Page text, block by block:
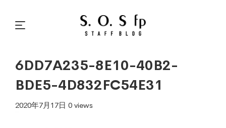
6DD7A235-8E10-40B2-
BDE5-4D832FC54E31
2020年7月17日 0 views